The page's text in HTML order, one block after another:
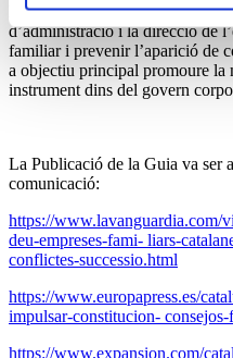
l’empresa, actuar com a
d’administració i la direcció de
familiar i prevenir l’aparició de
a objectiu principal promoure la
instrument dins del govern
La Publicació de la Guia va ser
comunicació:
https://www.lavanguardia.com/
deu-empreses-fami- liars-
conflictes-successio.html
https://www.europapress.es/
impulsar-constitucion-
https://www.expansion.com/